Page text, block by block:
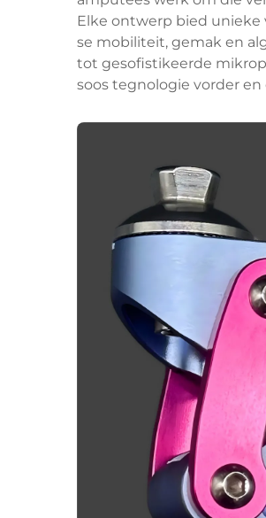
Elke ontwerp bied
se mobiliteit, gemak en
tot gesofistikeerde
soos tegnologie vorder